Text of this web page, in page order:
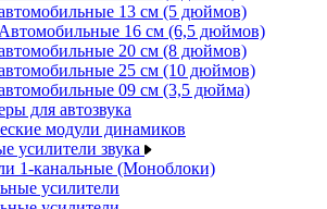
13 см (5 дюймов)
16 см (6,5 дюймов)
20 см (8 дюймов)
25 см (10 дюймов)
09 см (3,5 дюйма)
для автозвука
модули динамиков
усилители звука
1-канальные (Моноблоки)
усилители